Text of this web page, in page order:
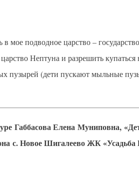
мое подводное царство –
Нептуна и разрешить
пузырей (дети пускают мыльные
Габбасова Елена Муниповна,
с. Новое Шигалеево ЖК «Усадьба